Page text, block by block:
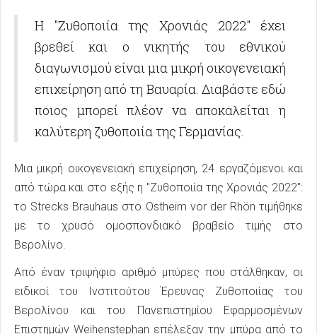
Η "Ζυθοποιία της Χρονιάς 2022" έχει
βρεθεί και ο νικητής του εθνικού
διαγωνισμού είναι μια μικρή οικογενειακή
επιχείρηση από τη Βαυαρία. Διαβάστε εδώ
ποιος μπορεί πλέον να αποκαλείται η
καλύτερη ζυθοποιία της Γερμανίας.
Μια μικρή οικογενειακή επιχείρηση, 24 εργαζόμενοι και
από τώρα και στο εξής η "Ζυθοποιία της Χρονιάς 2022":
το Strecks Brauhaus στο Ostheim vor der Rhön τιμήθηκε
με το χρυσό ομοσπονδιακό βραβείο τιμής στο
Βερολίνο.
Από έναν τριψήφιο αριθμό μπύρες που στάλθηκαν, οι
ειδικοί του Ινστιτούτου Έρευνας Ζυθοποιίας του
Βερολίνου και του Πανεπιστημίου Εφαρμοσμένων
Επιστημών Weihenstephan επέλεξαν την μπύρα από το